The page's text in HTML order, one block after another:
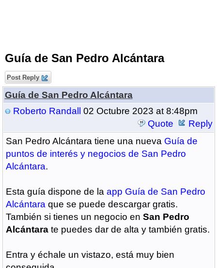
Guía de San Pedro Alcántara
Post Reply
Guía de San Pedro Alcántara
Roberto Randall
02 Octubre 2023 at 8:48pm
Quote
Reply
San Pedro Alcántara tiene una nueva Guía de
puntos de interés y negocios de San Pedro
Alcántara.
Esta guía dispone de la app Guía de San Pedro
Alcántara que se puede descargar gratis.
También si tienes un negocio en San Pedro
Alcántarate puedes dar de alta y también gratis.
Entra y échale un vistazo, está muy bien